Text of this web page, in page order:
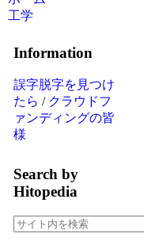
工学
Information
誤字脱字を見つけ
たら / クラウドフ
ァンディングの皆
様
Search by
Hitopedia